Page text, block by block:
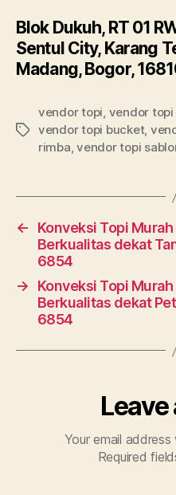
Blok Dukuh, RT 01
Sentul City, Karang
Madang, Bogor,
Tags
vendor topi, vendor topi
vendor topi bucket,
rimba,vendor topi
←
Konveksi Topi
Berkualitas dekat
6854
→
Konveksi Topi
Berkualitas dekat
6854
Leave
Your email
Required